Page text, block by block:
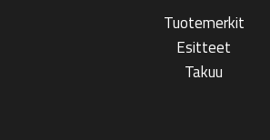
Tuotemerkit
Esitteet
Takuu